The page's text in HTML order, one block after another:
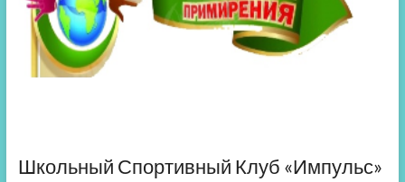
Школьный Спортивный Клуб «Импульс»